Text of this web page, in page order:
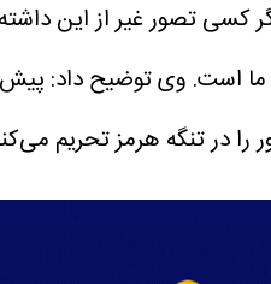
کسی تصور غیر از این
ما است. وی توضیح داد: پیش
را در تنگه هرمز تحریم